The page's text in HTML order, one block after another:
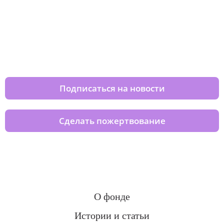
Подписаться на новости
Сделать пожертвование
О фонде
Истории и статьи